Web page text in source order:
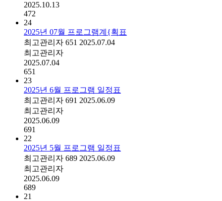
2025.10.13
472
24
2025년 07월 프로그램계{획표
최고관리자 651 2025.07.04
최고관리자
2025.07.04
651
23
2025년 6월 프로그램 일정표
최고관리자 691 2025.06.09
최고관리자
2025.06.09
691
22
2025년 5월 프로그램 일정표
최고관리자 689 2025.06.09
최고관리자
2025.06.09
689
21